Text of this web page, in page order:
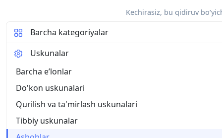
Kechirasiz, bu qidiruv
Barcha kategoriyalar
Uskunalar
Barcha eʼlonlar
Do'kon uskunalari
Qurilish va ta'mirlash uskunalari
Tibbiy uskunalar